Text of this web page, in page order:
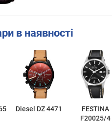
в наявності
Diesel DZ 4471
FESTINA
F20025/4